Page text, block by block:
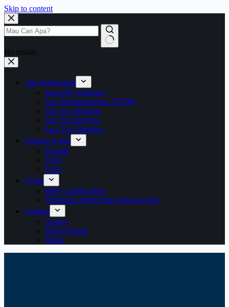
Skip to content
No results
Jasa Perpajakan
Jasa SPT Tahunan
Jasa Pendampingan SP2DK
Jasa Tax Retainer
Jasa Tax Review
Jasa Tax Planning
Tentang Kami
Kontak
FAQ
Karir
Event
BBF Collaboration
Workshop Pengusaha Paham Pajak
Sumber
Artikel
Belajar Pajak
Berita